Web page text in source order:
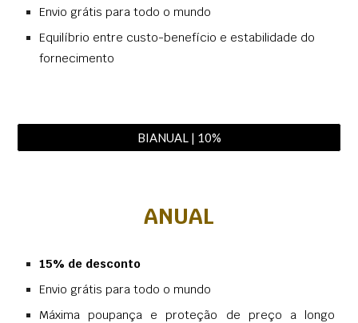
Envio grátis para todo o mundo
Equilíbrio entre custo-benefício e estabilidade do
fornecimento
BIANUAL | 10%
ANUAL
15% de desconto
Envio grátis para todo o mundo
Máxima poupança e proteção de preço a longo